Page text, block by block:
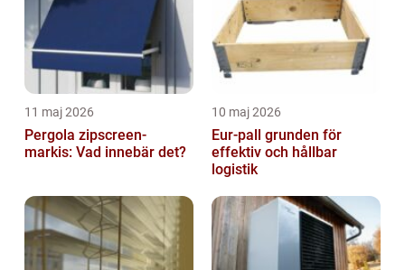
11 maj 2026
Pergola zipscreen-
markis: Vad innebär det?
10 maj 2026
Eur-pall grunden för
effektiv och hållbar
logistik